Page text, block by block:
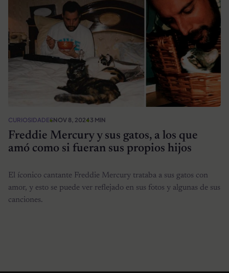
CURIOSIDADESNOV 8, 20243 MIN
Freddie Mercury y sus gatos, a los que
amó como si fueran sus propios hijos
El íconico cantante Freddie Mercury trataba a sus gatos con
amor, y esto se puede ver reflejado en sus fotos y algunas de sus
canciones.